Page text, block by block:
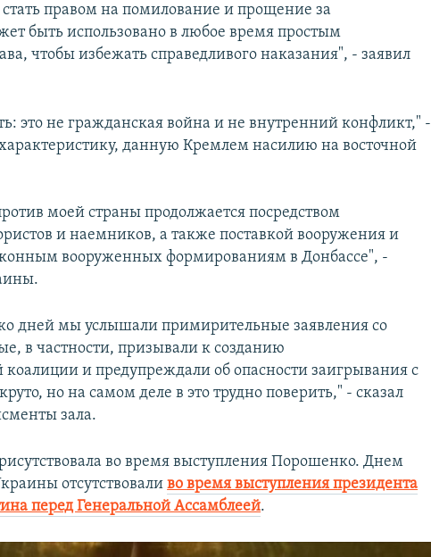
правом на помилование и прощение за
быть использовано в любое время простым
чтобы избежать справедливого наказания", - заявил
это не гражданская война и не внутренний конфликт," -
данную Кремлем насилию на восточной
моей страны продолжается посредством
и наемников, а также поставкой вооружения и
вооруженных формированиям в Донбассе", -
дней мы услышали примирительные заявления со
в частности, призывали к созданию
коалиции и предупреждали об опасности заигрывания с
но на самом деле в это трудно поверить," - сказал
зала.
во время выступления Порошенко. Днем
отсутствоваливо время выступления президента
перед Генеральной Ассамблеей.
EMBED SHARE
в ООН